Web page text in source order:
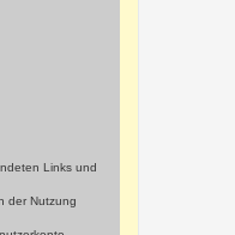
Links und
der Nutzung